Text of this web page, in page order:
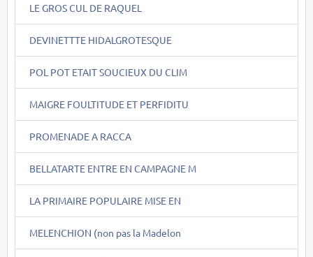
LE GROS CUL DE RAQUEL
DEVINETTTE HIDALGROTESQUE
POL POT ETAIT SOUCIEUX DU CLIM
MAIGRE FOULTITUDE ET PERFIDITU
PROMENADE A RACCA
BELLATARTE ENTRE EN CAMPAGNE M
LA PRIMAIRE POPULAIRE MISE EN
MELENCHION (non pas la Madelon